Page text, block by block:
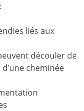
liés aux
découler de
cheminée